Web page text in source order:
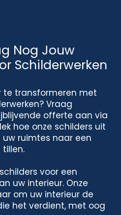
Nog Jouw
Schilderwerken
te transformeren met
Vraag
offerte aan via
hoe onze schilders uit
ruimtes naar een
voor een
uw interieur. Onze
om uw interieur de
het verdient, met oog